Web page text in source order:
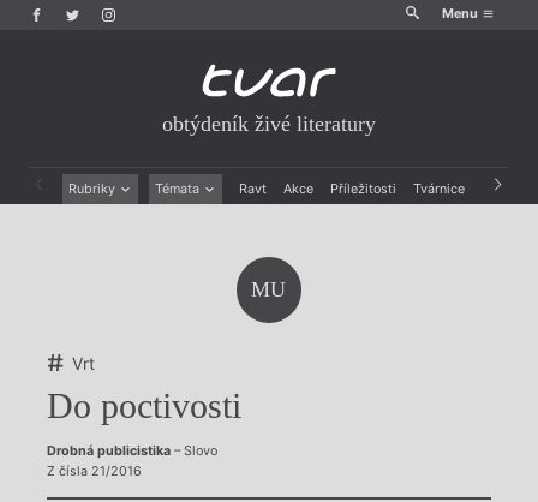
Menu
obtýdeník živé literatury
Rubriky Témata Ravt Akce Příležitosti Tvárnice Archiv
MU
Vrt
Do poctivosti
Drobná publicistika– Slovo
Z čísla 21/2016